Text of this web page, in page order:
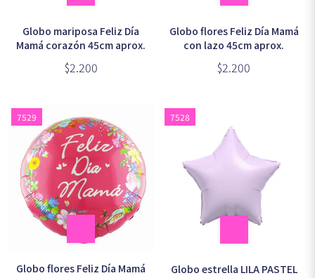
Globo mariposa Feliz Día
Mamá corazón 45cm aprox.
$2.200
Globo flores Feliz Día Mamá
con lazo 45cm aprox.
$2.200
7529
Globo flores Feliz Día Mamá
7528
Globo estrella LILA PASTEL